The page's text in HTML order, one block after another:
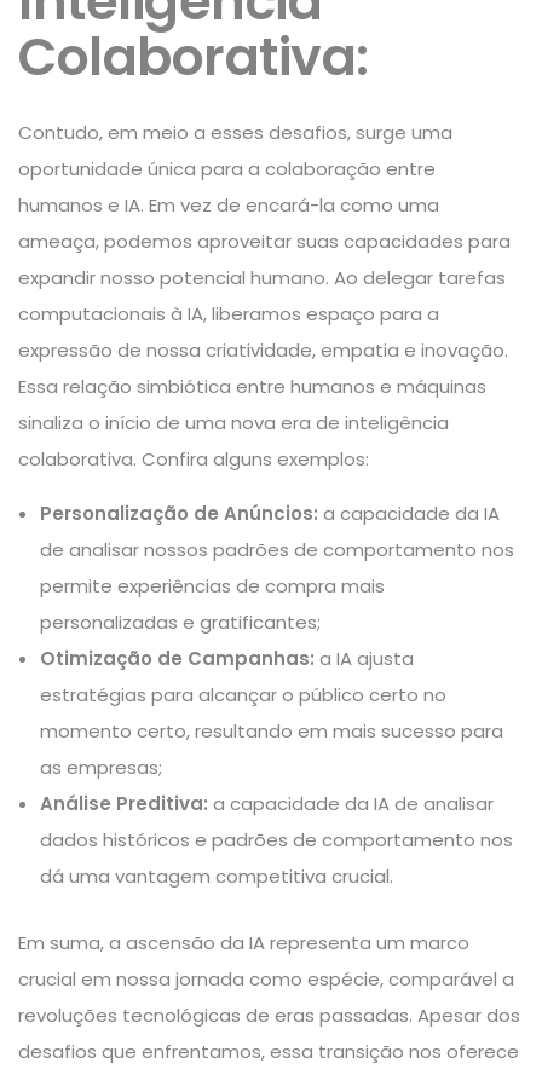
Colaborativa:
Contudo, em meio a esses desafios, surge uma
oportunidade única para a colaboração entre
humanos e IA. Em vez de encará-la como uma
ameaça, podemos aproveitar suas capacidades para
expandir nosso potencial humano. Ao delegar tarefas
computacionais à IA, liberamos espaço para a
expressão de nossa criatividade, empatia e inovação.
Essa relação simbiótica entre humanos e máquinas
sinaliza o início de uma nova era de inteligência
colaborativa. Confira alguns exemplos:
Personalização de Anúncios: a capacidade da IA
de analisar nossos padrões de comportamento nos
permite experiências de compra mais
personalizadas e gratificantes;
Otimização de Campanhas: a IA ajusta
estratégias para alcançar o público certo no
momento certo, resultando em mais sucesso para
as empresas;
Análise Preditiva: a capacidade da IA de analisar
dados históricos e padrões de comportamento nos
dá uma vantagem competitiva crucial.
Em suma, a ascensão da IA representa um marco
crucial em nossa jornada como espécie, comparável a
revoluções tecnológicas de eras passadas. Apesar dos
desafios que enfrentamos, essa transição nos oferece